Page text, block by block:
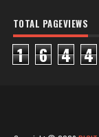
TOTAL PAGEVIEWS
1 6 4 4